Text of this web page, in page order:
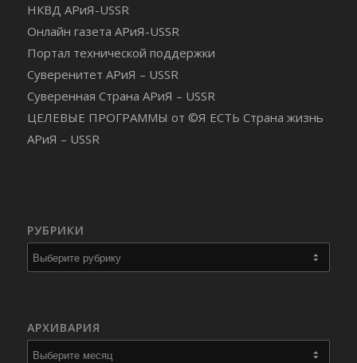
НКВД АРиЯ-USSR
Онлайн газета АРиЯ-USSR
Портал технической поддержки
Суверенитет АРиЯ – USSR
Суверенная Страна АРиЯ – USSR
ЦЕЛЕВЫЕ ПРОГРАММЫ от ©Я ЕСТЬ Страна жизнь
АРиЯ – USSR
РУБРИКИ
АРХИВАРИЯ